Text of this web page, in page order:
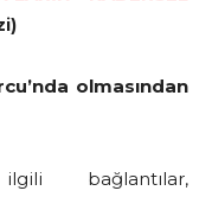
olmasından
bağlantılar,